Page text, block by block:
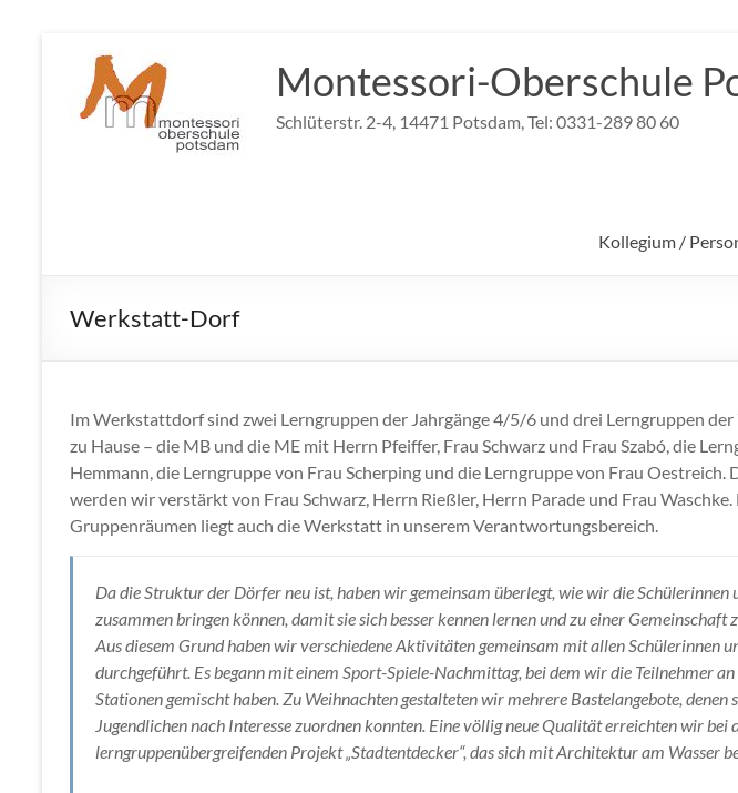
springen
Montessori-Oberschule
Schlüterstr. 2-4, 14471 Potsdam, Tel: 0331-289 80 60
Kollegium /
Werkstatt-Dorf
Im Werkstattdorf sind zwei Lerngruppen der Jahrgänge 4/5/6 und drei Lerngruppen der
zu Hause – die MB und die ME mit Herrn Pfeiffer, Frau Schwarz und Frau Szabó, die
Hemmann, die Lerngruppe von Frau Scherping und die Lerngruppe von Frau Oestreich.
werden wir verstärkt von Frau Schwarz, Herrn Rießler, Herrn Parade und Frau Waschke.
Gruppenräumen liegt auch die Werkstatt in unserem Verantwortungsbereich.
Da die Struktur der Dörfer neu ist, haben wir gemeinsam überlegt, wie wir die Schülerinnen
zusammen bringen können, damit sie sich besser kennen lernen und zu einer Gemeinschaft
Aus diesem Grund haben wir verschiedene Aktivitäten gemeinsam mit allen Schülerinnen
durchgeführt. Es begann mit einem Sport-Spiele-Nachmittag, bei dem wir die Teilnehmer an
Stationen gemischt haben. Zu Weihnachten gestalteten wir mehrere Bastelangebote, denen
Jugendlichen nach Interesse zuordnen konnten. Eine völlig neue Qualität erreichten wir bei
lerngruppenübergreifenden Projekt „Stadtentdecker“, das sich mit Architektur am Wasser